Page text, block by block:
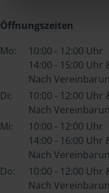
Öffnungszeiten
Mo:
10:00 - 12:00 Uhr
14:00 - 15:00 Uhr
Nach
Di:
10:00 - 12:00 Uhr
Nach
Mi:
10:00 - 12:00 Uhr
14:00 - 16:00 Uhr
Nach
Do:
10:00 - 12:00 Uhr
Nach